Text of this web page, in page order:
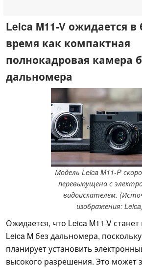
Leica M11-V ожидается
время как компактная
полнокадровая камера
дальномера
Модель Leica M11-P
перевыпущена с
видоискателем.
изображения:
Ожидается, что Leica M11-V
Leica M без дальномера,
планирует установить
высокого разрешения. Это может